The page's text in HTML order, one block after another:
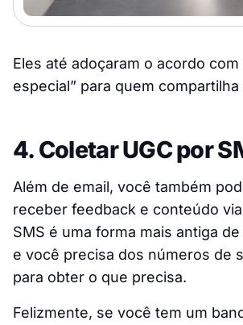
Eles até adoçaram o acordo com
especial” para quem
4. Coletar UGC por
Além de email, você também
receber feedback e conteúdo
SMS é uma forma mais antiga
e você precisa dos números de
para obter o que precisa.
Felizmente, se você tem um